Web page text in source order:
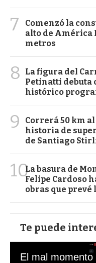
7
Comenzó la
alto de América
metros
8
La figura del
Petinatti debuta
histórico
9
Correrá 50 km
historia de
de Santiago
10La basura de
Felipe Cardoso
obras que prevé
Te puede